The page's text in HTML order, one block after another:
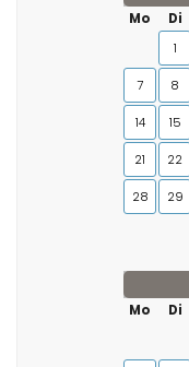
Mo
Di
1
7 8
14 15
21 22
28 29
Mo
Di